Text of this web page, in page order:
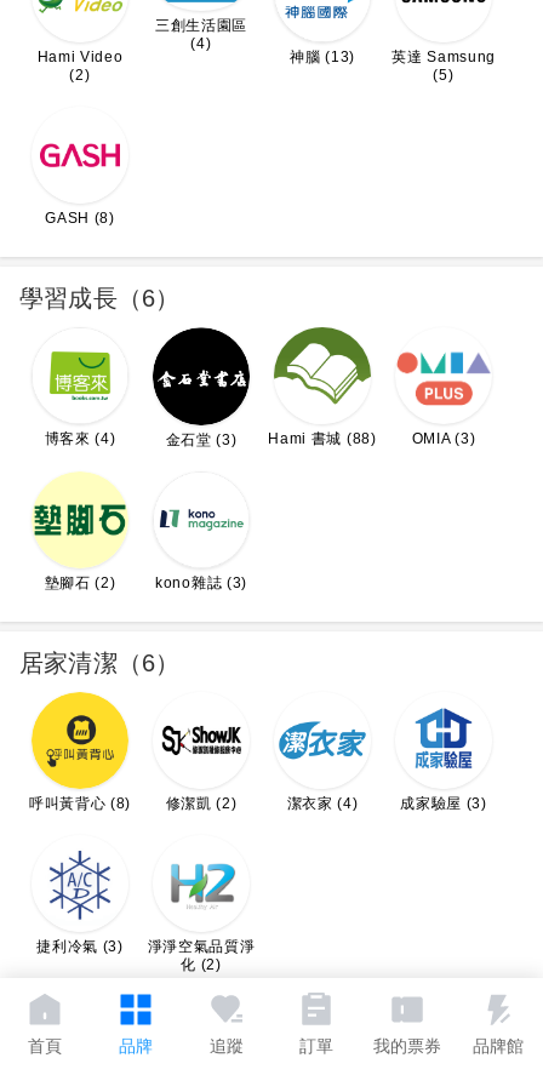
首頁 品牌 追蹤 訂單 我的票券 品牌館
Hami Video
(2)
三創生活園區
(4)
神腦 (13)
英達 Samsung
(5)
GASH (8)
學習成長（6）
博客來 (4) 金石堂 (3) Hami 書城 (88) OMIA (3)
墊腳石 (2) kono雜誌 (3)
居家清潔（6）
呼叫黃背心 (8) 修潔凱 (2) 潔衣家 (4) 成家驗屋 (3)
捷利冷氣 (3)
淨淨空氣品質淨
化 (2)
點數哩程（4）